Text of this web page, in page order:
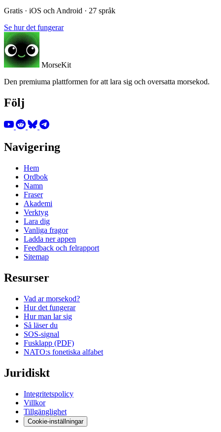
Gratis · iOS och Android · 27 språk
Se hur det fungerar
MorseKit
Den premiuma plattformen for att lara sig och oversatta morsekod.
Följ
Navigering
Hem
Ordbok
Namn
Fraser
Akademi
Verktyg
Lara dig
Vanliga fragor
Ladda ner appen
Feedback och felrapport
Sitemap
Resurser
Vad ar morsekod?
Hur det fungerar
Hur man lar sig
Så läser du
SOS-signal
Fusklapp (PDF)
NATO:s fonetiska alfabet
Juridiskt
Integritetspolicy
Villkor
Tillgänglighet
Cookie-inställningar